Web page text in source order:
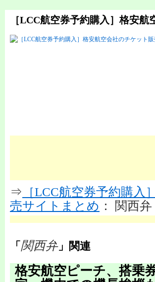
［LCC航空券予約購入］格安
⇒ ［LCC航空券予約購
売サイトまとめ ： 関西弁
「 関西弁」関連
格安航空ピーチ、搭乗